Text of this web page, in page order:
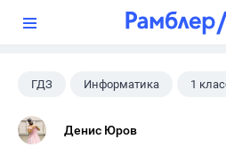
ГДЗ Информатика 1
Денис Юров